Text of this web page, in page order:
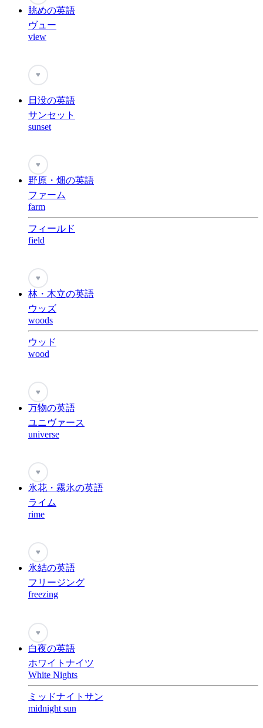
眺めの英語
ヴュー
view
♥
日没の英語
サンセット
sunset
♥
野原・畑の英語
ファーム
farm
フィールド
field
♥
林・木立の英語
ウッズ
woods
ウッド
wood
♥
万物の英語
ユニヴァース
universe
♥
氷花・霧氷の英語
ライム
rime
♥
氷結の英語
フリージング
freezing
♥
白夜の英語
ホワイトナイツ
White Nights
ミッドナイトサン
midnight sun